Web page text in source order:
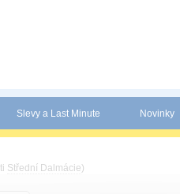
Slevy a Last Minute Novinky
Střední Dalmácie)